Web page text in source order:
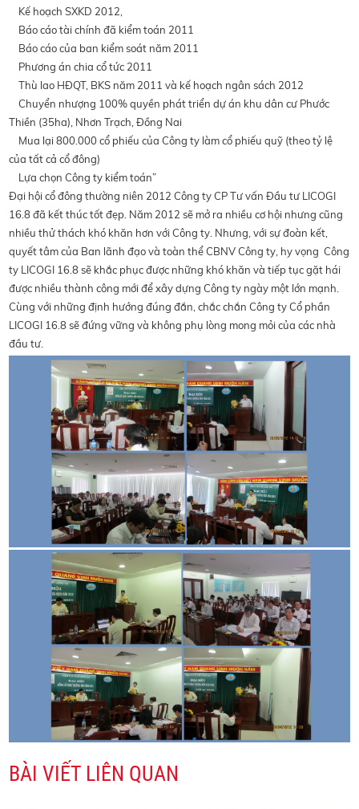
Kế hoạch SXKD 2012,
Báo cáo tài chính đã kiểm toán 2011
Báo cáo của ban kiểm soát năm 2011
Phương án chia cổ tức 2011
Thù lao HĐQT, BKS năm 2011 và kế hoạch ngân sách 2012
Chuyển nhượng 100% quyền phát triển dự án khu dân cư Phước
Thiền (35ha), Nhơn Trạch, Đồng Nai
Mua lại 800.000 cổ phiếu của Công ty làm cổ phiếu quỹ (theo tỷ lệ
của tất cả cổ đông)
Lựa chọn Công ty kiểm toán”
Đại hội cổ đông thường niên 2012 Công ty CP Tư vấn Đầu tư LICOGI
16.8 đã kết thúc tốt đẹp. Năm 2012 sẽ mở ra nhiều cơ hội nhưng cũng
nhiều thử thách khó khăn hơn với Công ty. Nhưng, với sự đoàn kết,
quyết tâm của Ban lãnh đạo và toàn thể CBNV Công ty, hy vọng Công
ty LICOGI 16.8 sẽ khắc phục được những khó khăn và tiếp tục gặt hái
được nhiều thành công mới để xây dựng Công ty ngày một lớn mạnh.
Cùng với những định hướng đúng đắn, chắc chắn Công ty Cổ phần
LICOGI 16.8 sẽ đứng vững và không phụ lòng mong mỏi của các nhà
đầu tư.
BÀI VIẾT LIÊN QUAN